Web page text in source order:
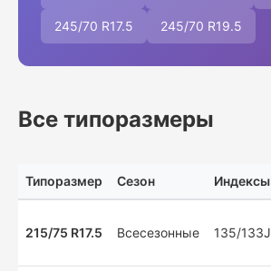
245/70 R17.5 245/70 R19.5
Все типоразмеры
Типоразмер Сезон Индексы
215/75 R17.5 Всесезонные 135/133J